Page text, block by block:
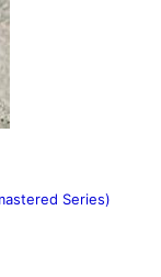
Series)